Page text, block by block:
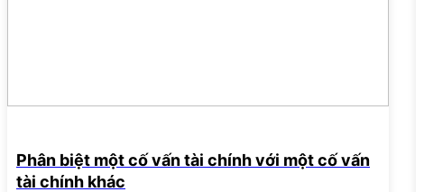
Phân biệt một cố vấn tài chính với một cố vấn
tài chính khác